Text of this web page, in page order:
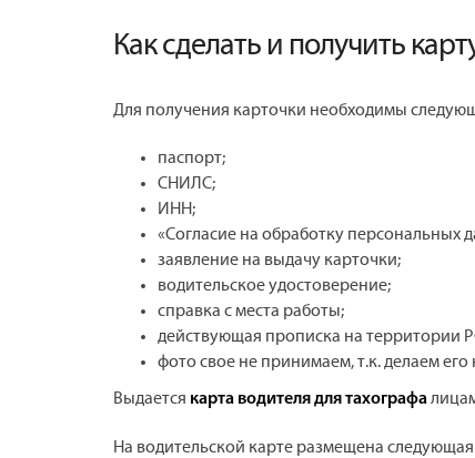
Как сделать и получить
Для получения карточки необходимы
паспорт;
СНИЛС;
ИНН;
«Согласие на обработку персональных
заявление на выдачу карточки;
водительское удостоверение;
справка с места работы;
действующая прописка на территории
фото свое не принимаем, т.к. делаем
Выдается карта водителя для тахографа
На водительской карте размещена